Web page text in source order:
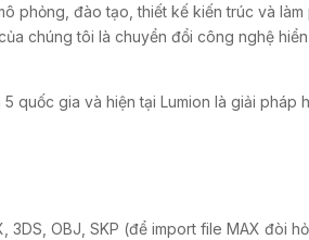
phỏng, đào tạo, thiết kế kiến trúc và
chúng tôi là chuyển đổi công nghệ
quốc gia và hiện tại Lumion là giải pháp
3DS, OBJ, SKP (để import file MAX đòi